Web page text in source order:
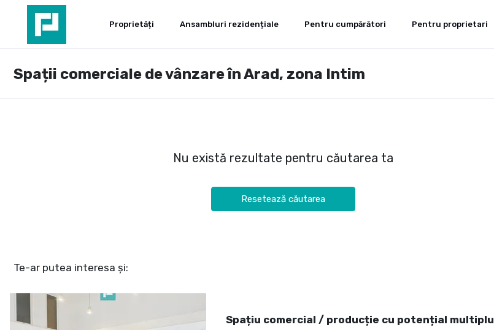
Proprietăți Ansambluri rezidențiale Pentru cumpărători Pentru proprietari
Spații comerciale de vânzare în Arad, zona Intim
Nu există rezultate pentru căutarea ta
Resetează căutarea
Te-ar putea interesa și:
Spațiu comercial / producție cu potențial multiplu